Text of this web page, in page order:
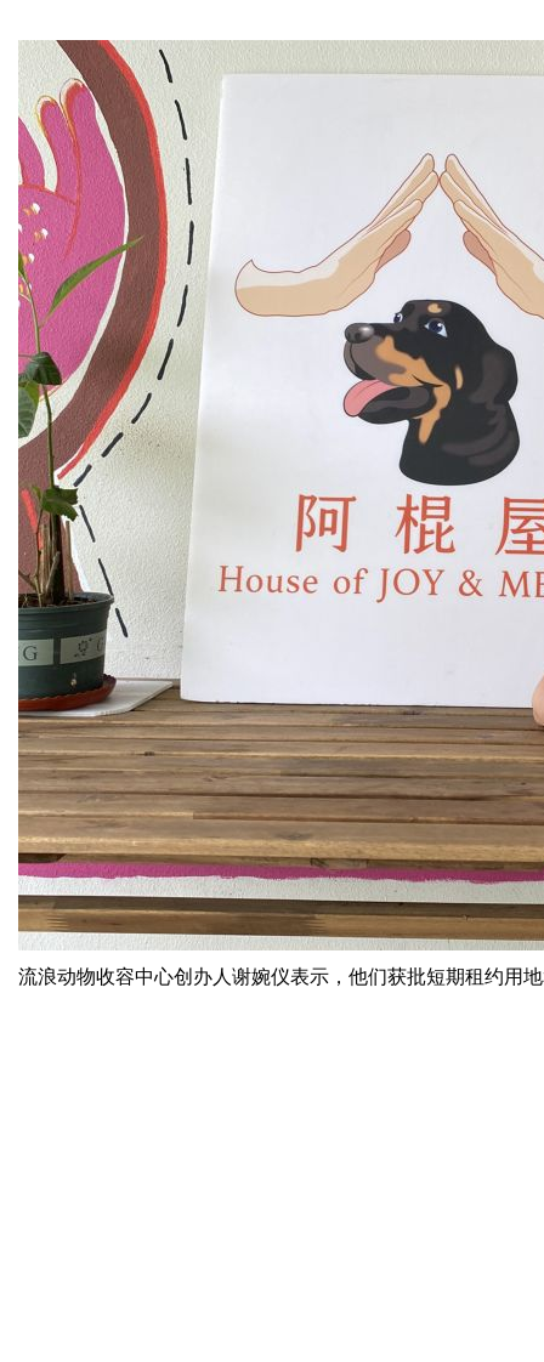
流浪动物收容中心创办人谢婉仪表示，他们获批短期租约用